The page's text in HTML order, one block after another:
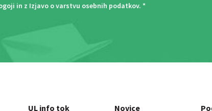
in z Izjavo o varstvu osebnih podatkov. *
UL info tok Novice